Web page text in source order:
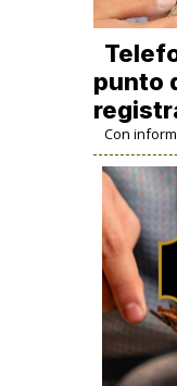
punto
Con